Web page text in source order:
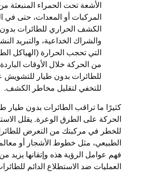
الأشعة تحت الحمراء
المركبات أو المعدات، حتى في
الكشف الحراري للطائرات بدون
والشراك الخداعية، والتبريد
التي تحجب الحرارة (الهياكل
من الحركة خلال الأوقات
للطائرات بدون طيار للتشويش
للتخفي لتقليل مخاطر الكشف.
كثيرًا ما تراقب الطائرات بدون طيار
الحركة على الطرق الوعرة. يقلل
للخطر في مركبتك من التعرض
الطبيعي، مثل خطوط الأشجار أو
فهم عوامل الرؤية هذه وإتقانها
العمليات ضد الاستطلاع الدائم